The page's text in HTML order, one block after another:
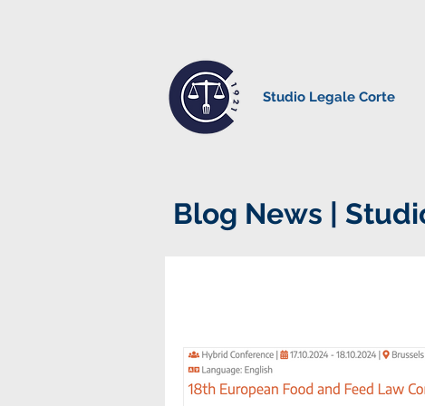
Studio Legale Corte
Blog News |